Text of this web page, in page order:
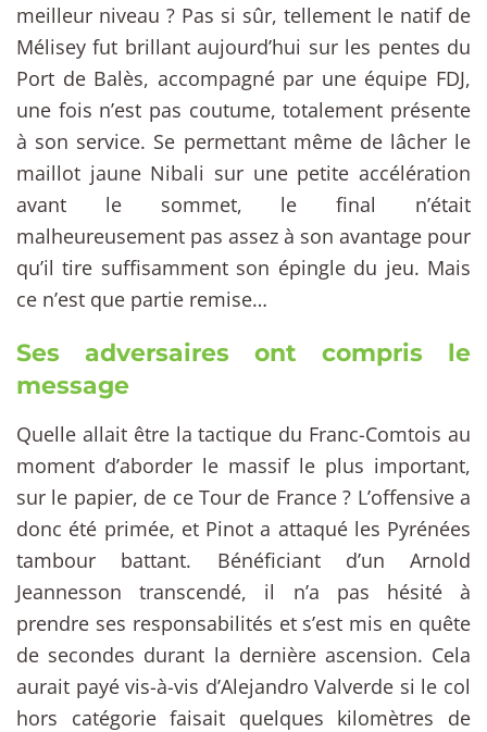
meilleur niveau ? Pas si sûr, tellement le natif de
Mélisey fut brillant aujourd’hui sur les pentes du
Port de Balès, accompagné par une équipe FDJ,
une fois n’est pas coutume, totalement présente
à son service. Se permettant même de lâcher le
maillot jaune Nibali sur une petite accélération
avant le sommet, le final n’était
malheureusement pas assez à son avantage pour
qu’il tire suffisamment son épingle du jeu. Mais
ce n’est que partie remise…
Ses adversaires ont compris le
message
Quelle allait être la tactique du Franc-Comtois au
moment d’aborder le massif le plus important,
sur le papier, de ce Tour de France ? L’offensive a
donc été primée, et Pinot a attaqué les Pyrénées
tambour battant. Bénéficiant d’un Arnold
Jeannesson transcendé, il n’a pas hésité à
prendre ses responsabilités et s’est mis en quête
de secondes durant la dernière ascension. Cela
aurait payé vis-à-vis d’Alejandro Valverde si le col
hors catégorie faisait quelques kilomètres de